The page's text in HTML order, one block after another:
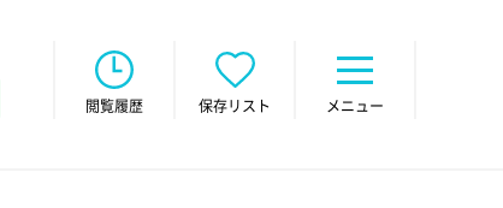
閲覧履歴 保存リスト メニュー